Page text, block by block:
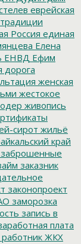
еврейская
Россия единая
Елена
ЕНВД Ефим
дорога
женская
жестокое
живопись
сирот жильё
край
заброшенные
заказник
законопроект
заморозка
запись в
плата
ЖКХ